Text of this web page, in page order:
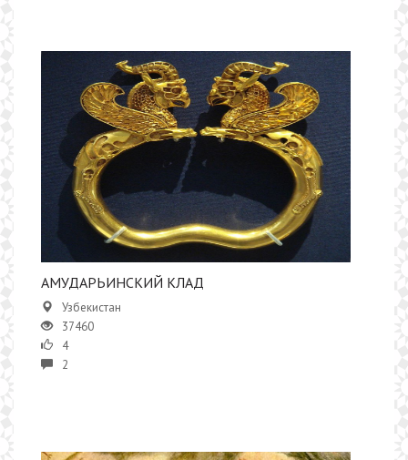
АМУДАРЬИНСКИЙ КЛАД
Узбекистан
37460
4
2